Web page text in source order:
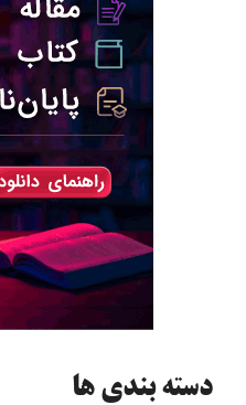
دسته‌ بندی ها